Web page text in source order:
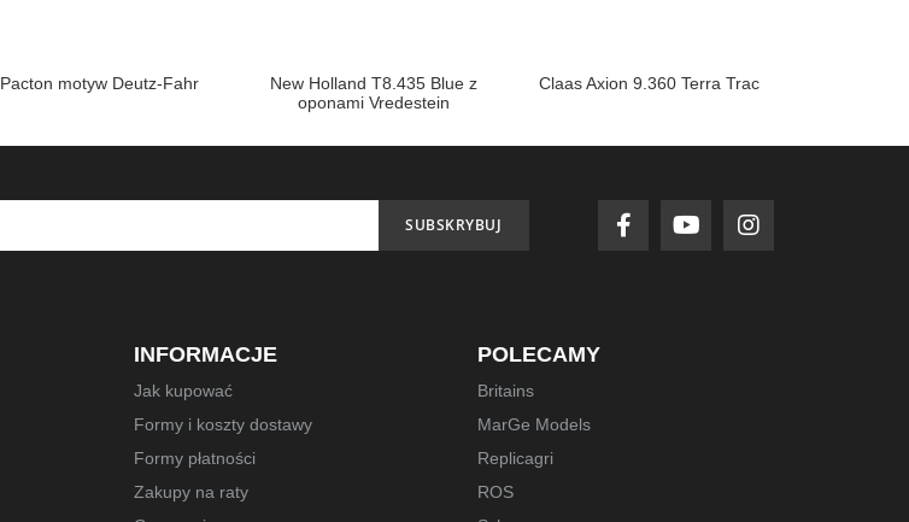
Pacton motyw Deutz-Fahr
New Holland T8.435 Blue z
oponami Vredestein
Claas Axion 9.360 Terra Trac
SUBSKRYBUJ
INFORMACJE
Jak kupować
Formy i koszty dostawy
Formy płatności
Zakupy na raty
POLECAMY
Britains
MarGe Models
Replicagri
ROS